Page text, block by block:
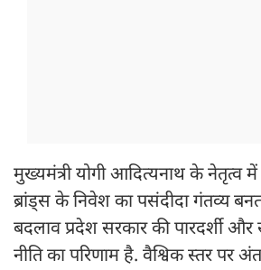
मुख्यमंत्री योगी आदित्यनाथ के नेतृत्व में
ब्रांड्स के निवेश का पसंदीदा गंतव्य
बदलाव प्रदेश सरकार की पारदर्शी
नीति का परिणाम है. वैश्विक स्तर पर